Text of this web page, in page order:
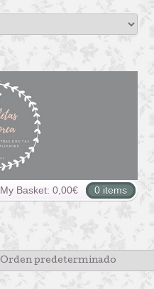
My Basket: 0,00€ 0 items